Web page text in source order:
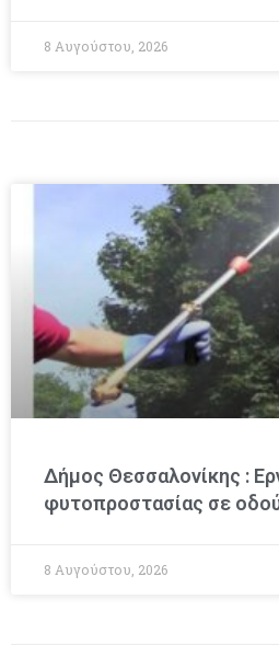
8 Αυγούστου, 2026
Δήμος Θεσσαλονίκης :
φυτοπροστασίας σε
8 Αυγούστου, 2026